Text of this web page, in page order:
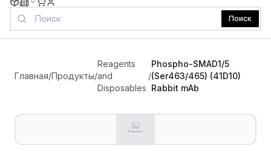
Поиск
Главная/Продукты/
Reagents
and
Disposables
/
Phospho-SMAD1/5
(Ser463/465) (41D10)
Rabbit mAb